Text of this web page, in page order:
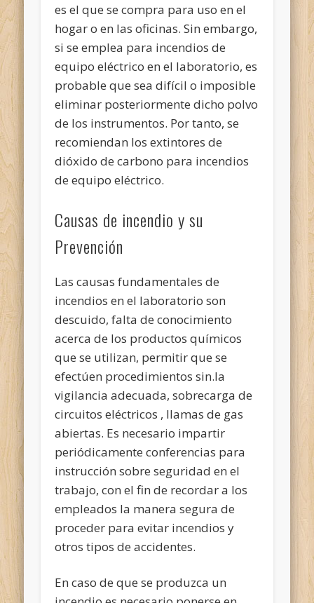
es el que se compra para uso en el
hogar o en las oficinas. Sin embargo,
si se emplea para incendios de
equipo eléctrico en el laboratorio, es
probable que sea difícil o imposible
eliminar posteriormente dicho polvo
de los instrumentos. Por tanto, se
recomiendan los extintores de
dióxido de carbono para incendios
de equipo eléctrico.
Causas de incendio y su
Prevención
Las causas fundamentales de
incendios en el laboratorio son
descuido, falta de conocimiento
acerca de los productos químicos
que se utilizan, permitir que se
efectúen procedimientos sin.la
vigilancia adecuada, sobrecarga de
circuitos eléctricos , llamas de gas
abiertas. Es necesario impartir
periódicamente conferencias para
instrucción sobre seguridad en el
trabajo, con el fin de recordar a los
empleados la manera segura de
proceder para evitar incendios y
otros tipos de accidentes.
En caso de que se produzca un